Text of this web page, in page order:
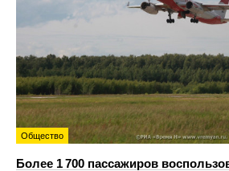
Общество
Более 1 700 пассажиров